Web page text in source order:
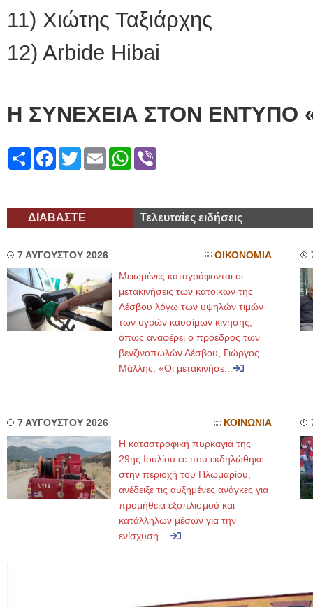
11) Χιώτης
12) Arbide Hibai
Η ΣΥΝΕΧΕΙΑ ΣΤΟΝ ΕΝΤΥΠΟ
ShareFacebook
TwitterEmailWhatsApp
ΔΙΑΒΑΣΤΕ Τελευταίες ειδήσεις
7 ΑΥΓΟΥΣΤΟΥ 2026 ΟΙΚΟΝΟΜΙΑ
Μειωμένες καταγράφονται οι
μετακινήσεις των κατοίκων της
Λέσβου λόγω των υψηλών τιμών
των υγρών καυσίμων κίνησης,
όπως αναφέρει ο πρόεδρος των
βενζινοπωλών Λέσβου, Γιώργος
Μάλλης. «Οι μετακινήσε...
7 ΑΥΓΟΥΣΤΟΥ 2026 ΚΟΙΝΩΝΙΑ
Η καταστροφική πυρκαγιά της
29ης Ιουλίου εε που εκδηλώθηκε
στην περιοχή του Πλωμαρίου,
ανέδειξε τις αυξημένες ανάγκες για
προμήθεια εξοπλισμού και
κατάλληλων μέσων για την
ενίσχυση ...